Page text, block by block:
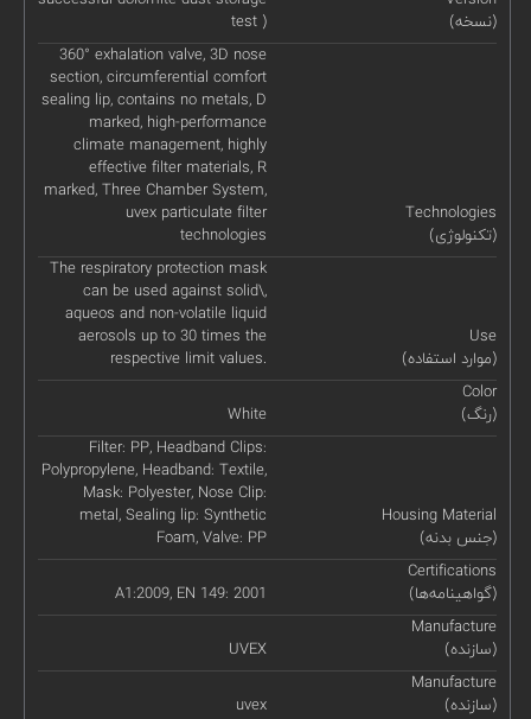
(نسخه)
test )
Technologies
(تکنولوژی)
360° exhalation valve, 3D nose
section, circumferential comfort
sealing lip, contains no metals, D
marked, high-performance
climate management, highly
effective filter materials, R
marked, Three Chamber System,
uvex particulate filter
technologies
Use
(موارد استفاده)
The respiratory protection mask
can be used against solid\,
aqueos and non-volatile liquid
aerosols up to 30 times the
respective limit values.
Color
(رنگ)
White
Housing Material
(جنس بدنه)
Filter: PP, Headband Clips:
Polypropylene, Headband: Textile,
Mask: Polyester, Nose Clip:
metal, Sealing lip: Synthetic
Foam, Valve: PP
Certifications
(گواهینامه‌ها)
A1:2009, EN 149: 2001
Manufacture
(سازنده)
UVEX
Manufacture
(سازنده)
uvex